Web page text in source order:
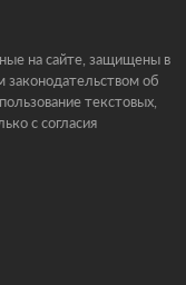
на сайте, защищены в
законодательством об
текстовых,
с согласия